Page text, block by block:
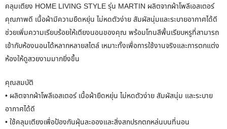
คลุมเตียง HOME LIVING STYLE รุ่น MARTIN ผลิตจากผ้าโพลีเอสเตอร์
คุณภาพดี เนื้อผ้ามีความยืดหยุ่น ไม่หดตัวง่าย สัมผัสนุ่มและระบายอากาศได้ดี
ช่วยเพิ่มความเรียบร้อยให้เตียงนอนของคุณ พร้อมโทนสีพื้นเรียบหรูที่สามารถ
เข้ากับห้องนอนได้หลากหลายสไตล์ เหมาะทั้งเพื่อการใช้งานจริงและการตกแต่ง
ห้องให้ดูสวยงามมากยิ่งขึ้น
คุณสมบัติ
• ผลิตจากผ้าโพลีเอสเตอร์ เนื้อผ้ายืดหยุ่น ไม่หดตัวง่าย สัมผัสนุ่ม และระบาย
อากาศได้ดี
• ใช้คลุมเตียงเพื่อป้องกันฝุ่นละอองและสิ่งสกปรกตกหล่นบนที่นอน